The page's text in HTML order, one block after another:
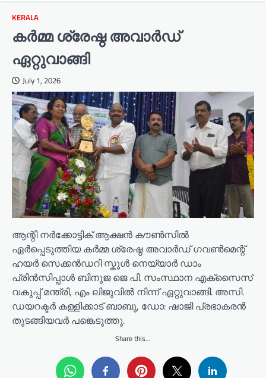
KERALA
കർമ്മ ശ്രേഷ്ഠ അവാർഡ്
ഏറ്റുവാങ്ങി
July 1, 2026
ആന്റി നർക്കോട്ടിക് ആക്ഷൻ കൗൺസിൽ
ഏർപ്പെടുത്തിയ കർമ്മ ശ്രേഷ്ഠ അവാർഡ് ഗവൺമെന്റ്
ഹയർ സെക്കൻഡറി സ്കൂൾ നെയ്യാർ ഡാം
പ്രിൻസിപ്പാൾ ബിനുജ ജെ പി. സംസ്ഥാന എക്സൈസ്
വകുപ്പ് മന്ത്രി, എം ലിജുവിൽ നിന്ന് ഏറ്റുവാങ്ങി. അസി.
ഡയറക്ടർ കള്ളിക്കാട് ബാബു, ഡോ: ഷാജി പ്രഭാകരൻ
തുടങ്ങിയവർ പങ്കെടുത്തു.
Share this...